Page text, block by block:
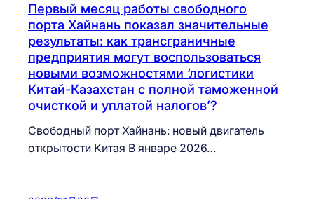
Первый месяц работы свободного
порта Хайнань показал значительные
результаты: как трансграничные
предприятия могут воспользоваться
новыми возможностями ‘логистики
Китай-Казахстан с полной таможенной
очисткой и уплатой налогов’?
Свободный порт Хайнань: новый двигатель
открытости Китая В январе 2026…